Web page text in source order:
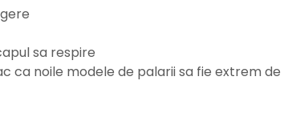
sa respire
ca noile modele de palarii sa fie extrem de